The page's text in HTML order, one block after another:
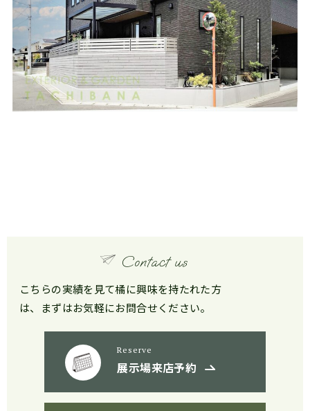
こちらの実績を見て橘に興味を持たれた方
は、まずはお気軽にお問合せください。
Reserve
展示場来店予約